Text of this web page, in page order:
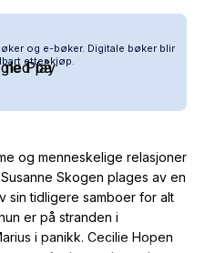
og e-bøker. Digitale bøker blir
etter kjøp.
og menneskelige relasjoner
Skogen plages av en
sin tidligere samboer for alt
er på stranden i
i panikk. Cecilie Hopen